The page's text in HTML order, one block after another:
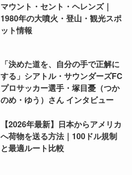
マウント・セント・ヘレンズ｜
1980年の大噴火・登山・観光スポ
ット情報
「決めた道を、自分の手で正解に
する」シアトル・サウンダーズFC
プロサッカー選手・塚目憂（つか
のめ・ゆう）さん インタビュー
【2026年最新】日本からアメリカ
へ荷物を送る方法｜100ドル規制
と最適ルート比較